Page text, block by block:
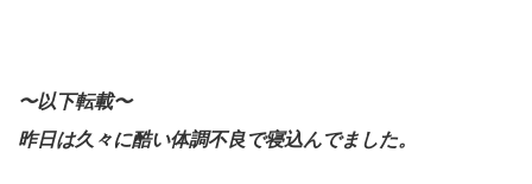
〜以下転載〜
昨日は久々に酷い体調不良で寝込んでました。